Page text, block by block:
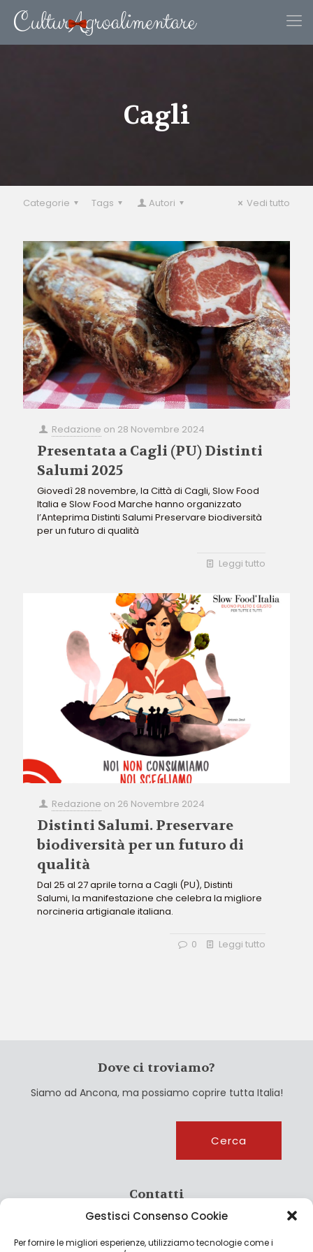
Gestisci Consenso Cookie
Per fornire le migliori esperienze, utilizziamo tecnologie come i
Cagli
Categorie Tags Autori Vedi tutto
Redazione on 28 Novembre 2024
Presentata a Cagli (PU) Distinti
Salumi 2025
Giovedì 28 novembre, la Città di Cagli, Slow Food
Italia e Slow Food Marche hanno organizzato
l’Anteprima Distinti Salumi Preservare biodiversità
per un futuro di qualità
Leggi tutto
Redazione on 26 Novembre 2024
Distinti Salumi. Preservare
biodiversità per un futuro di
qualità
Dal 25 al 27 aprile torna a Cagli (PU), Distinti
Salumi, la manifestazione che celebra la migliore
norcineria artigianale italiana.
0 Leggi tutto
Dove ci troviamo?
Siamo ad Ancona, ma possiamo coprire tutta Italia!
Cerca
Contatti
info@culturagroalimentare.com